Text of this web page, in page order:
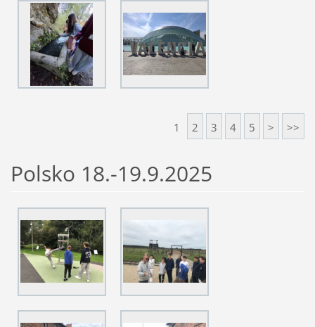
1 2 3 4 5 > >>
Polsko 18.-19.9.2025